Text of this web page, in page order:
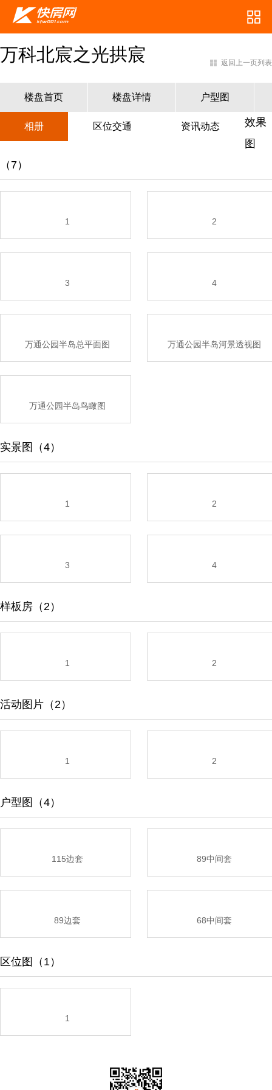
万科北宸之光拱宸 返回上一页列表
楼盘首页 楼盘详情 户型图
相册 区位交通 资讯动态
效果
图
（7）
1 2
3 4
万通公园半岛总平面图 万通公园半岛河景透视图
万通公园半岛鸟瞰图
实景图（4）
1 2
3 4
样板房（2）
1 2
活动图片（2）
1 2
户型图（4）
115边套 89中间套
89边套 68中间套
区位图（1）
1